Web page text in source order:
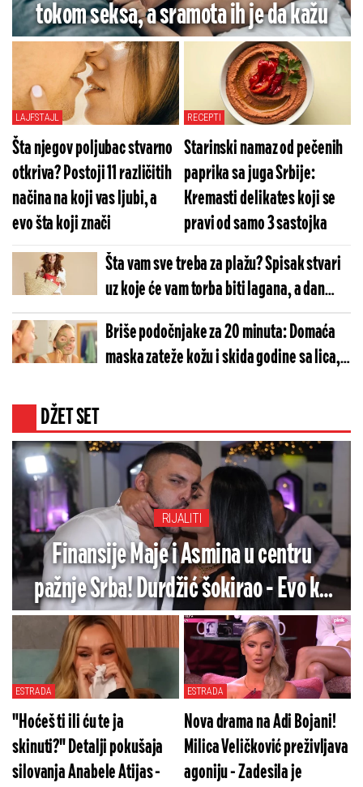
tokom seksa, a sramota ih je da kažu
LAJFSTAJL
Šta njegov poljubac stvarno
otkriva? Postoji 11 različitih
načina na koji vas ljubi, a
evo šta koji znači
RECEPTI
Starinski namaz od pečenih
paprika sa juga Srbije:
Kremasti delikates koji se
pravi od samo 3 sastojka
Šta vam sve treba za plažu? Spisak stvari
uz koje će vam torba biti lagana, a dan
savršen
Briše podočnjake za 20 minuta: Domaća
maska zateže kožu i skida godine sa lica, a
DŽET SET
RIJALITI
Finansije Maje i Asmina u centru
pažnje Srba! Durdžić šokirao - Evo ko
snosi sve troškove
ESTRADA
"Hoćeš ti ili ću te ja
skinuti?" Detalji pokušaja
silovanja Anabele Atijas -
ESTRADA
Nova drama na Adi Bojani!
Milica Veličković preživljava
agoniju - Zadesila je